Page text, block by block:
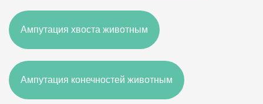
Ампутация хвоста животным
Ампутация конечностей животным